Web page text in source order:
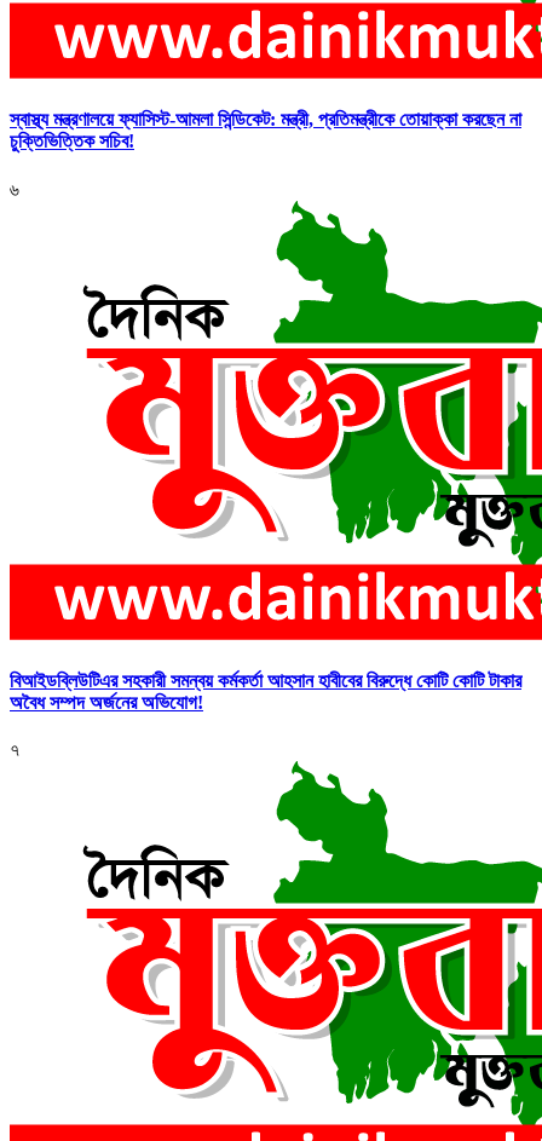
স্বাস্থ্য মন্ত্রণালয়ে ফ্যাসিস্ট-আমলা সিন্ডিকেট: মন্ত্রী, প্রতিমন্ত্রীকে তোয়াক্কা করছেন না
চুক্তিভিত্তিক সচিব!
৬
বিআইডব্লিউটিএর সহকারী সমন্বয় কর্মকর্তা আহসান হাবীবের বিরুদ্ধে কোটি কোটি টাকার
অবৈধ সম্পদ অর্জনের অভিযোগ!
৭